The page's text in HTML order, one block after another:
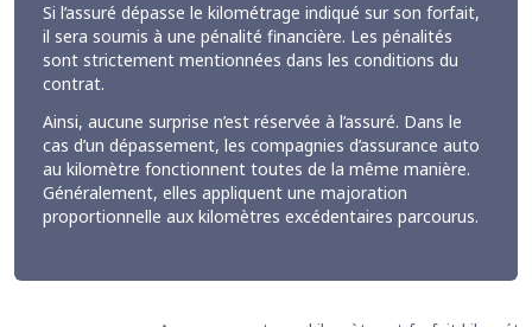
Si l’assuré dépasse le kilométrage indiqué sur son forfait,
il sera soumis à une pénalité financière. Les pénalités
sont strictement mentionnées dans les conditions du
contrat.
Ainsi, aucune surprise n’est réservée à l’assuré. Dans le
cas d’un dépassement, les compagnies d’assurance auto
au kilomètre fonctionnent toutes de la même manière.
Généralement, elles appliquent une majoration
proportionnelle aux kilomètres excédentaires parcourus.